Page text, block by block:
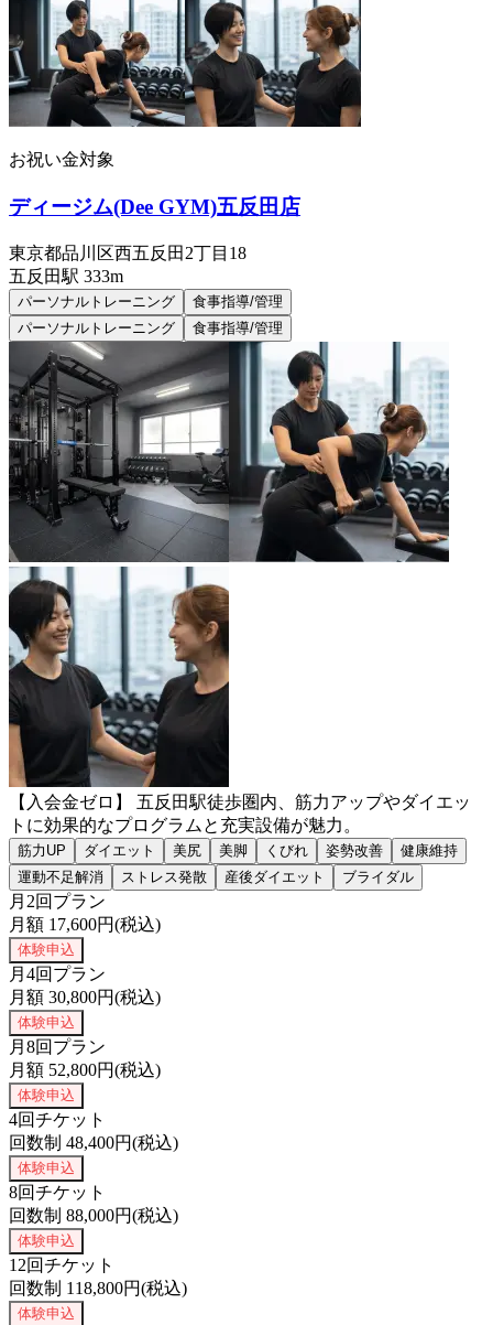
お祝い金対象
ディージム(Dee GYM)五反田店
東京都品川区西五反田2丁目18
五反田駅 333m
パーソナルトレーニング
食事指導/管理
パーソナルトレーニング
食事指導/管理
【入会金ゼロ】 五反田駅徒歩圏内、筋力アップやダイエッ
トに効果的なプログラムと充実設備が魅力。
筋力UP ダイエット 美尻 美脚 くびれ 姿勢改善
健康維持
運動不足解消
ストレス発散 産後ダイエット ブライダル
月2回プラン
月額 17,600円(税込)
体験申込
月4回プラン
月額 30,800円(税込)
体験申込
月8回プラン
月額 52,800円(税込)
体験申込
4回チケット
回数制 48,400円(税込)
体験申込
8回チケット
回数制 88,000円(税込)
体験申込
12回チケット
回数制 118,800円(税込)
体験申込